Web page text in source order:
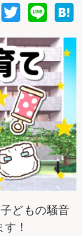
どもの騒音
！